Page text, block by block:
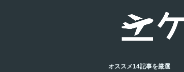
オススメ14記事を厳選